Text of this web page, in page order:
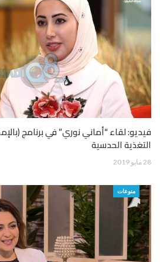
فيديو: لقاء “أماني نوري” في برنامج
التغذية الحدسية
28 مايو 2019
منوعات